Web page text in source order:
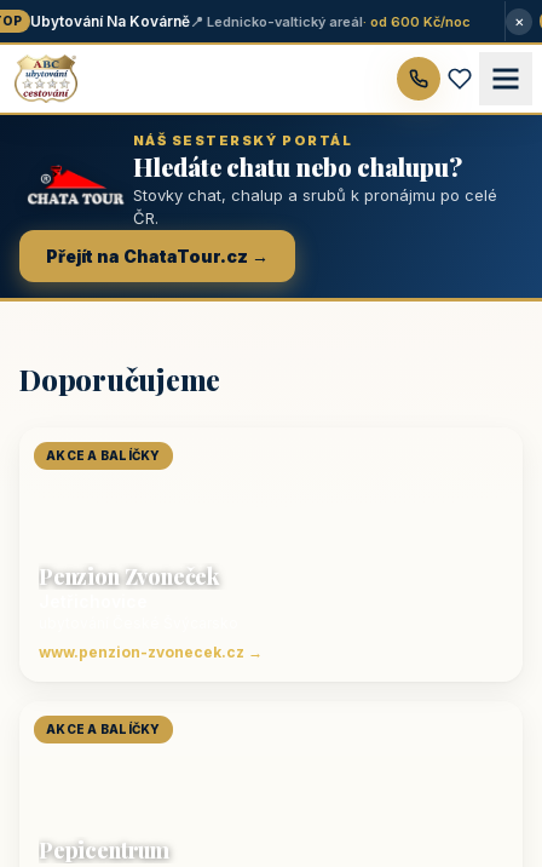
Ubytování Na Kovárně📍 Lednicko-valtický areál· od 600 Kč/noc ×
NÁŠ SESTERSKÝ PORTÁL
Hledáte chatu nebo chalupu?
Stovky chat, chalup a srubů k pronájmu po celé
ČR.
Přejít na ChataTour.cz →
Doporučujeme
AKCE A BALÍČKY
Penzion Zvoneček
www.penzion-zvonecek.cz →
AKCE A BALÍČKY
Pepicentrum